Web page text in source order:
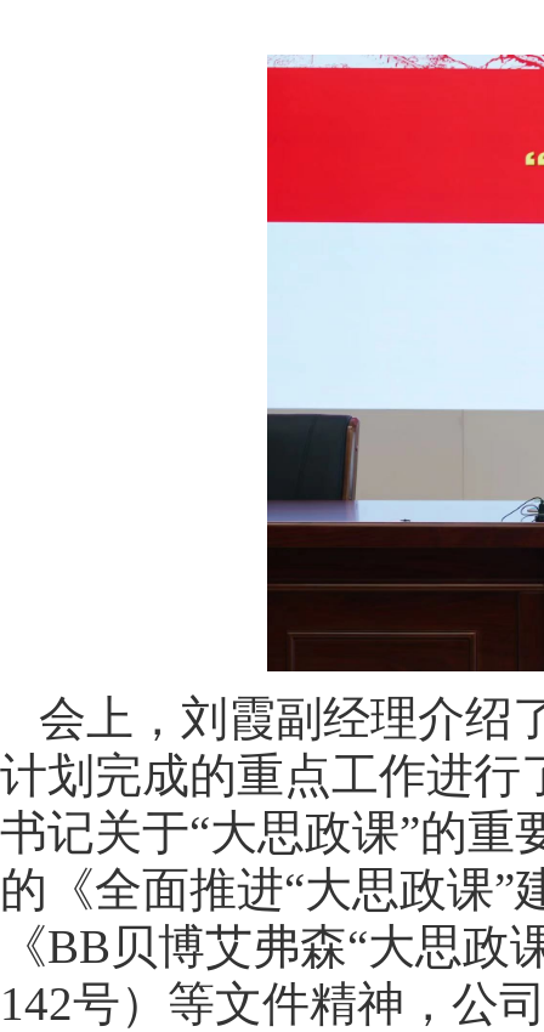
会上，刘霞副经理介绍
计划完成的重点工作进行
书记关于“大思政课”的
的《全面推进“大思政课”
《BB贝博艾弗森“大思
142号）等文件精神，公